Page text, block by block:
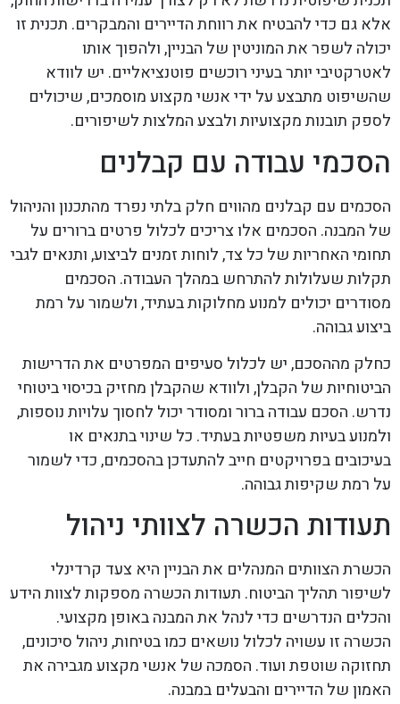
אלא גם כדי להבטיח את רווחת הדיירים והמבקרים. תכנית זו
יכולה לשפר את המוניטין של הבניין, ולהפוך אותו
לאטרקטיבי יותר בעיני רוכשים פוטנציאליים. יש לוודא
שהשיפוט מתבצע על ידי אנשי מקצוע מוסמכים, שיכולים
לספק תובנות מקצועיות ולבצע המלצות לשיפורים.
הסכמי עבודה עם קבלנים
הסכמים עם קבלנים מהווים חלק בלתי נפרד מהתכנון והניהול
של המבנה. הסכמים אלו צריכים לכלול פרטים ברורים על
תחומי האחריות של כל צד, לוחות זמנים לביצוע, ותנאים לגבי
תקלות שעלולות להתרחש במהלך העבודה. הסכמים
מסודרים יכולים למנוע מחלוקות בעתיד, ולשמור על רמת
ביצוע גבוהה.
כחלק מההסכם, יש לכלול סעיפים המפרטים את הדרישות
הביטוחיות של הקבלן, ולוודא שהקבלן מחזיק בכיסוי ביטוחי
נדרש. הסכם עבודה ברור ומסודר יכול לחסוך עלויות נוספות,
ולמנוע בעיות משפטיות בעתיד. כל שינוי בתנאים או
בעיכובים בפרויקטים חייב להתעדכן בהסכמים, כדי לשמור
על רמת שקיפות גבוהה.
תעודות הכשרה לצוותי ניהול
הכשרת הצוותים המנהלים את הבניין היא צעד קרדינלי
לשיפור תהליך הביטוח. תעודות הכשרה מספקות לצוות הידע
והכלים הנדרשים כדי לנהל את המבנה באופן מקצועי.
הכשרה זו עשויה לכלול נושאים כמו בטיחות, ניהול סיכונים,
תחזוקה שוטפת ועוד. הסמכה של אנשי מקצוע מגבירה את
האמון של הדיירים והבעלים במבנה.